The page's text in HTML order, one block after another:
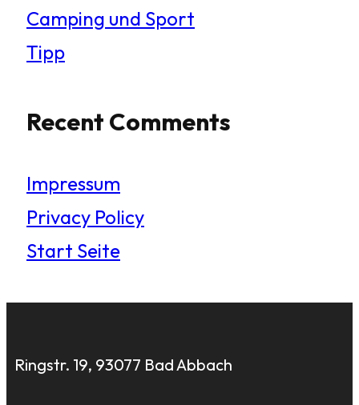
Camping und Sport
Tipp
Recent Comments
Impressum
Privacy Policy
Start Seite
Ringstr. 19, 93077 Bad Abbach